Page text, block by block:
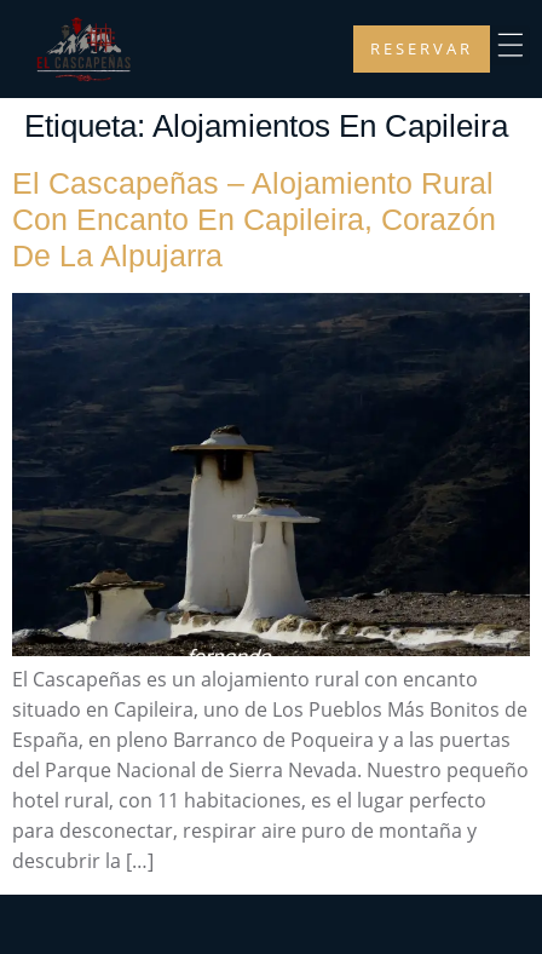
RESERVAR
Etiqueta: Alojamientos En Capileira
El Cascapeñas – Alojamiento Rural
Con Encanto En Capileira, Corazón
De La Alpujarra
El Cascapeñas es un alojamiento rural con encanto
situado en Capileira, uno de Los Pueblos Más Bonitos de
España, en pleno Barranco de Poqueira y a las puertas
del Parque Nacional de Sierra Nevada. Nuestro pequeño
hotel rural, con 11 habitaciones, es el lugar perfecto
para desconectar, respirar aire puro de montaña y
descubrir la […]